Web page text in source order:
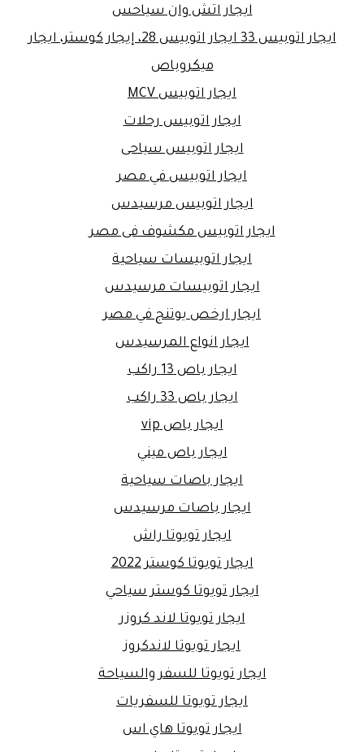
ايجار اتش وان سياحس
ايجار اتوبيس 33 ايجار اتوبيس 28، إيجار كوستر، ايجار
ميكروباص
ايجار اتوبيس MCV
ايجار اتوبيس رحلات
ايجار اتوبيس سياحى
ايجار اتوبيس في مصر
ايجار اتوبيس مرسيدس
ايجار اتوبيس مكشوف فى مصر
ايجار اتوبيسات سياحية
ايجار اتوبيسات مرسيدس
ايجار ارخص يوتنج في مصر
ايجار انواع المرسيدس
ايجار باص 13 راكب
ايجار باص 33 راكب
ايجار باص vip
ايجار باص ميني
ايجار باصات سياحية
ايجار باصات مرسيدس
ايجار تويوتا راش
ايجار تويوتا كوستر 2022
ايجار تويوتا كوستر سياحي
ايجار تويوتا لاند كروزر
ايجار تويوتا لاندكروز
ايجار تويوتا للسفر والسياحة
ايجار تويوتا للسفريات
ايجار تويوتا هاي اس